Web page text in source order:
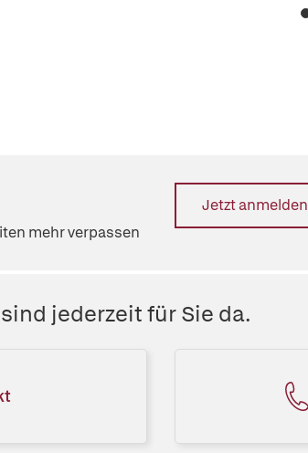
mehr verpassen
Jetzt anmelden
jederzeit für Sie da.